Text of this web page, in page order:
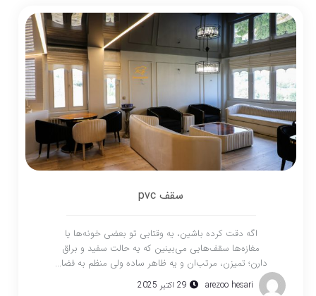
سقف pvc
اگه دقت کرده باشین، یه وقتایی تو بعضی خونه‌ها یا
مغازه‌ها سقف‌هایی می‌بینین که یه حالت سفید و براق
دارن؛ تمیزن، مرتب‌ان و یه ظاهر ساده ولی منظم به فضا...
arezoo hesari 29 اکتبر 2025